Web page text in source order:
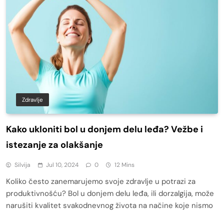
Zdravlje
Kako ukloniti bol u donjem delu leđa? Vežbe i
istezanje za olakšanje
Silvija Jul 10, 2024 0 12 Mins
Koliko često zanemarujemo svoje zdravlje u potrazi za
produktivnošću? Bol u donjem delu leđa, ili dorzalgija, može
narušiti kvalitet svakodnevnog života na načine koje nismo